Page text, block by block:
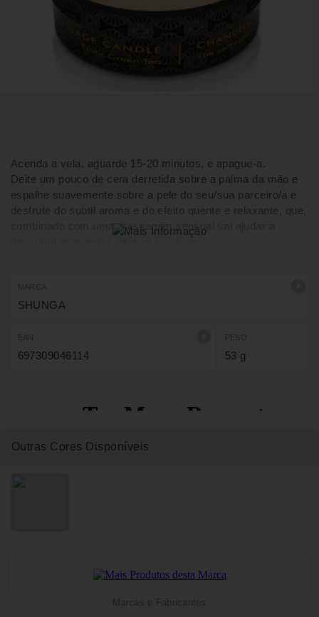
Acenda a vela, aguarde 15-20 minutos, e apague-a.
Deite um pouco de cera derretida sobre a palma da mão e
espalhe suavemente sobre a pele do seu/sua parceiro/a e
desfrute do subtil aroma e do efeito quente e relaxante, que,
combinado com uma massagem sensual vai ajudar a
descobrir momentos íntimos excitantes.
SHUNGA
697309046114 53 g
Outras Cores Disponíveis